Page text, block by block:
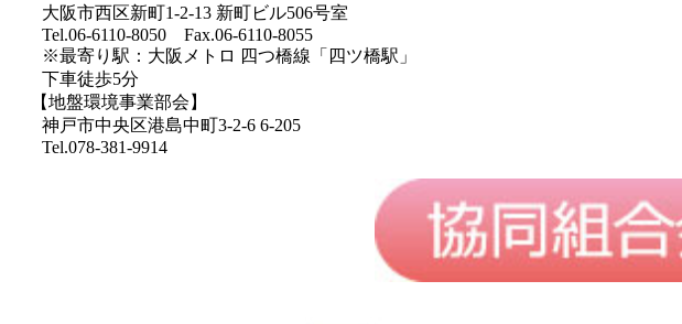
大阪市西区新町1-2-13 新町ビル506号室
Tel.06-6110-8050 Fax.06-6110-8055
※最寄り駅：大阪メトロ 四つ橋線「四ツ橋駅」
下車徒歩5分
【地盤環境事業部会】
神戸市中央区港島中町3-2-6 6-205
Tel.078-381-9914